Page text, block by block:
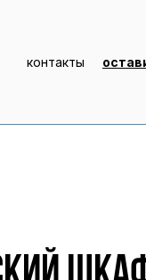
контакты